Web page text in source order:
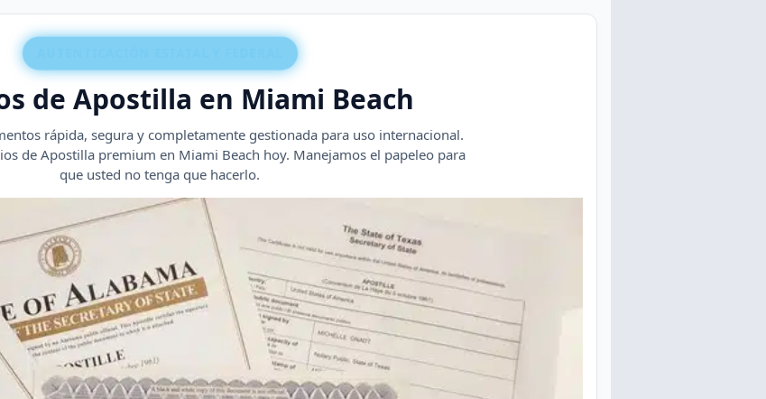
de Apostilla en Miami Beach
rápida, segura y completamente gestionada para uso internacional.
de Apostilla premium en Miami Beach hoy. Manejamos el papeleo para
que usted no tenga que hacerlo.